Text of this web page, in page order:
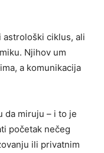
astrološki ciklus, ali
Njihov um
a komunikacija
da miruju – i to je
početak nečeg
ili privatnim